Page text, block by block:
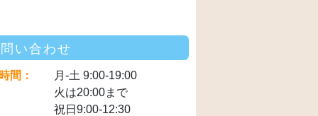
い合わせ
間：
月-土 9:00-19:00
火は20:00まで
祝日9:00-12:30